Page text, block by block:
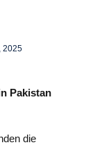
2025
Pakistan
die